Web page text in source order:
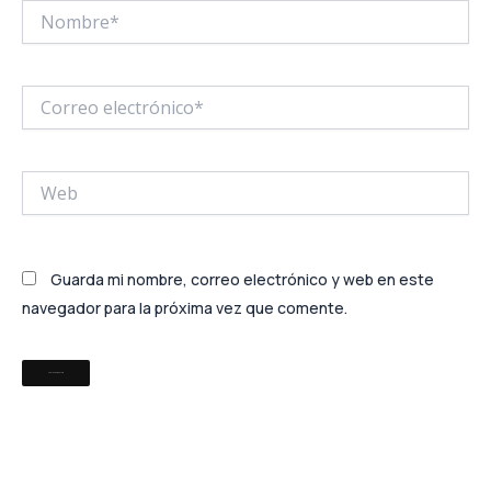
electrónico*
Guarda mi nombre, correo electrónico y web en este
navegador para la próxima vez que comente.